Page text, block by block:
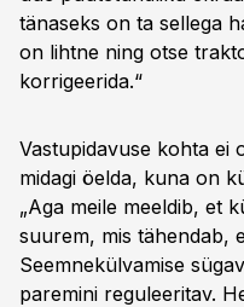
tänaseks on ta sellega
on lihtne ning otse
korrigeerida.“
Vastupidavuse kohta ei
midagi öelda, kuna on
„Aga meile meeldib, et
suurem, mis tähendab,
Seemnekülvamise
paremini reguleeritav.